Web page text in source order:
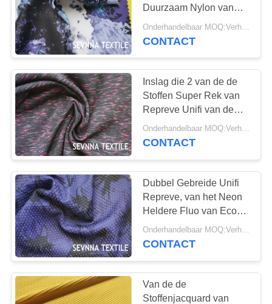
Duurzaam Nylon van
Repreve met 24%
Spandex
Onderhandelbaar MOQ:Verhandelbaar
CONTACT
Inslag die 2 van de de
Stoffen Super Rek van
Repreve Unifi van de
Manierrek Beenkappen
van de de Sport Witte
Onderhandelbaar MOQ:Verhandelbaar
CONTACT
Dubbel Gebreide Unifi
Repreve, van het Neon
Heldere Fluo van Eco
Vriendschappelijke van
de Kleurenrepreve de
Onderhandelbaar MOQ:Verhandelbaar
CONTACT
Van de de
Stoffenjacquard van